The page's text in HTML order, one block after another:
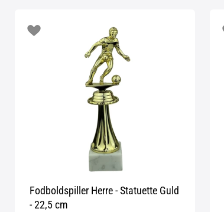
Fodboldspiller Herre - Statuette Guld
- 22,5 cm